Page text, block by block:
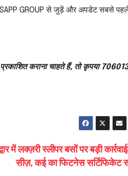
GROUP से जुड़ें और अपडेट सबसे पहले
प्रकाशित कराना चाहते हैं, तो कृपया
में लक्ज़री स्लीपर बसों पर बड़ी
सीज़, कई का फिटनेस सर्टिफिकेट